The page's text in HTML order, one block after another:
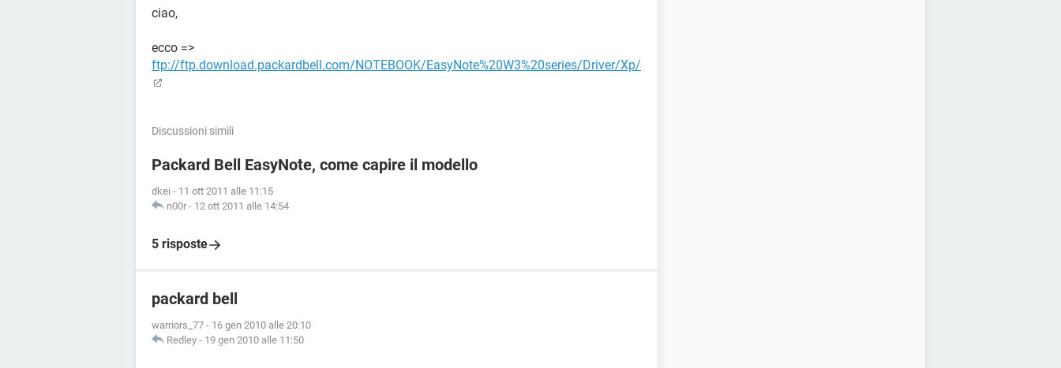
ciao,
ecco =>
ftp://ftp.download.packardbell.com/NOTEBOOK/EasyNote%20W3%20series/Driver/Xp/
Discussioni simili
Packard Bell EasyNote, come capire il modello
dkei - 11 ott 2011 alle 11:15
n00r - 12 ott 2011 alle 14:54
5 risposte
packard bell
warriors_77 - 16 gen 2010 alle 20:10
Redley - 19 gen 2010 alle 11:50